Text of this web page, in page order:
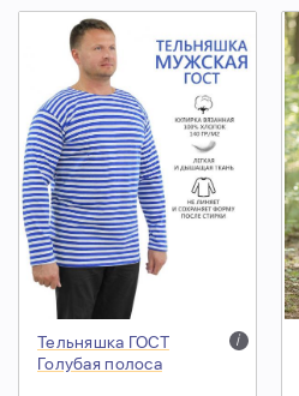
Тельняшка ГОСТ
Голубая полоса
i